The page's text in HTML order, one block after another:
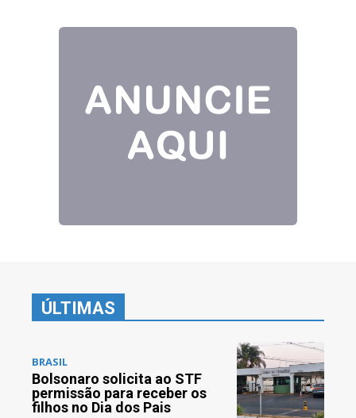
ÚLTIMAS
BRASIL
Bolsonaro solicita ao STF
permissão para receber os
filhos no Dia dos Pais